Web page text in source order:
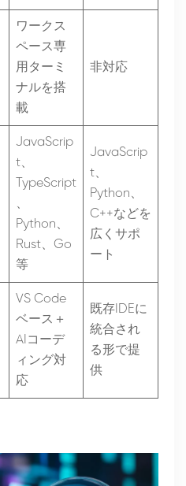
ワークス
ペース専
用ターミ
ナルを搭
載
非対応
JavaScrip
t、
TypeScript
、
Python、
Rust、Go
等
JavaScrip
t、
Python、
C++などを
広くサポ
ート
VS Code
ベース＋
AIコーデ
ィング対
応
既存IDEに
統合され
る形で提
供